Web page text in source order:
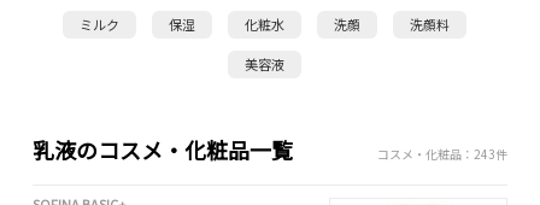
ミルク 保湿 化粧水 洗顔 洗顔料
美容液
乳液のコスメ・化粧品一覧 コスメ・化粧品：243件